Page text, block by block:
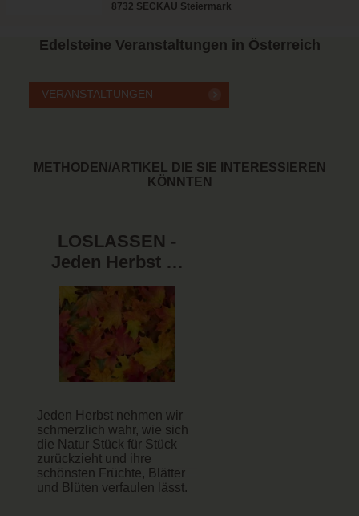
8732 SECKAU Steiermark
Edelsteine Veranstaltungen in Österreich
METHODEN/ARTIKEL DIE SIE INTERESSIEREN
KÖNNTEN
LOSLASSEN -
Jeden Herbst …
Jeden Herbst nehmen wir
schmerzlich wahr, wie sich
die Natur Stück für Stück
zurückzieht und ihre
schönsten Früchte, Blätter
und Blüten verfaulen lässt.